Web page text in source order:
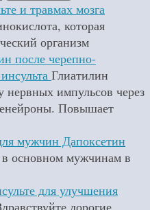
и травмах мозга
которая
организм
после черепно-
Глиатилин
нервных импульсов через
Повышает
мужчин Дапоксетин
в основном мужчинам в
для улучшения
дорогие